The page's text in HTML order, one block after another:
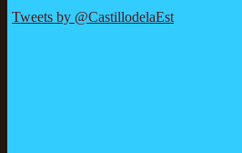
Tweets by @CastillodelaEst